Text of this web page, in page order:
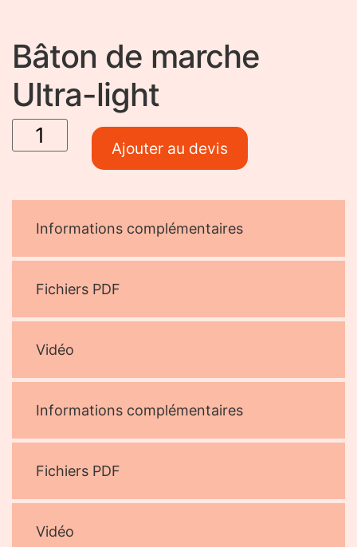
Bâton de marche
Ultra-light
quantité
de
Bâton
marche
Ajouter au devis
Informations complémentaires
Fichiers PDF
Vidéo
Informations complémentaires
Fichiers PDF
Vidéo